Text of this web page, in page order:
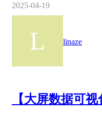
2025-04-19
linaze
【大屏数据可